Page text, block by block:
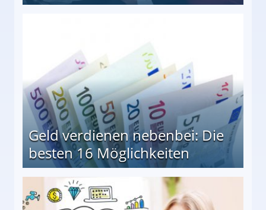
Geld verdienen nebenbei: Die
besten 16 Möglichkeiten